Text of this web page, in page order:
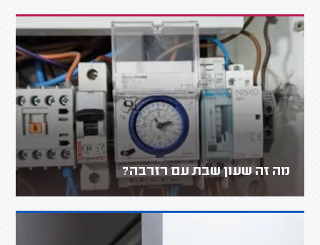
מה זה שעון שבת עם רזרבה?